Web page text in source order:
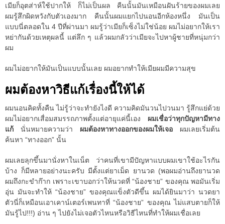
เมียก็อุตส่าห์ใช้ปากให้ ก็ไม่เป็นผล คืนนั้นมันเหมือนฝันร้ายของผมเลย
ผมรู้สึกผิดหวังกับตัวเองมาก คืนนั้นผมแยกไปนอนอีกห้องหนึ่ง มันเป็น
แบบนี่ตลอดใน 4 ปีที่ผ่านมา ผมรู้ว่าเมียก็เซ็งไม่ใช่น้อย ผมไม่อยากให้เรา
หย่ากันด้วยเหตุผลนี้ แต่ลึก ๆ แล้วผมกลัวว่าเมียจะไปหาผู้ชายที่หนุ่มกว่า
ผม
ผมไม่อยากให้มันเป็นแบบนั้นเลย ผมอยากทำให้เมียผมมีความสุข
ผมต้องหาวิธีแก้เรื่องนี้ให้ได้
ผมนอนคิดทั้งคืน ไม่รู้ว่าจะทำยังไงดี ความคิดมันวนไปวนมา รู้สึกแย่ด้วย
ผมไม่อยากเสื่อมสมรรถภาพตั้งแต่อายุแค่นี้เอง ผมเชื่อว่าทุกปัญหามีทาง
แก้ นั่นหมายความว่า ผมต้องหาทางออกของผมให้เจอ ผมเลยเริ่มต้น
ค้นหา “ทางออก” นั้น
ผมเลยลุกขึ้นมานั่งหาในเน็ต ว่าคนที่เขามีปัญหาแบบผมเขาใช้อะไรกัน
บ้าง ก็มีหลายอย่างนะครับ มีตั้งแต่ยาเม็ด ยานวด (พอผมอ่านถึงยานวด
ผมถึงกะขำก๊าก เพราะเขาบอกว่าให้นวดที่ “น้องชาย” ของคุณ พอมันเริ่ม
อุ่น มันจะทำให้ “น้องชาย” ของคุณแข็งตัวดีขึ้น ผมได้ยินมาว่า นวดยา
ตัวนี่ก็เหมือนเอาเคาน์เตอร์เพนทาที่ “น้องชาย” ของคุณ ไม่แสบตายก็ให้
มันรู้ไป!!!) อ่าน ๆ ไปยังไม่เจอตัวไหนหรือวิธีไหนที่ทำให้ผมเชื่อเลย